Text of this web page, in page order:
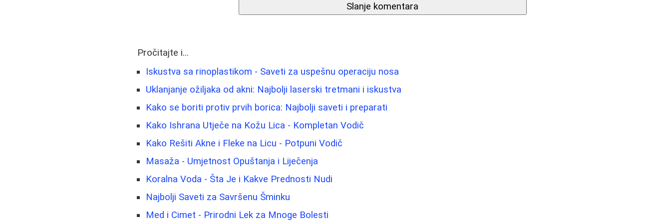
Slanje komentara
Pročitajte i...
Iskustva sa rinoplastikom - Saveti za uspešnu operaciju nosa
Uklanjanje ožiljaka od akni: Najbolji laserski tretmani i iskustva
Kako se boriti protiv prvih borica: Najbolji saveti i preparati
Kako Ishrana Utječe na Kožu Lica - Kompletan Vodič
Kako Rešiti Akne i Fleke na Licu - Potpuni Vodič
Masaža - Umjetnost Opuštanja i Liječenja
Koralna Voda - Šta Je i Kakve Prednosti Nudi
Najbolji Saveti za Savršenu Šminku
Med i Cimet - Prirodni Lek za Mnoge Bolesti